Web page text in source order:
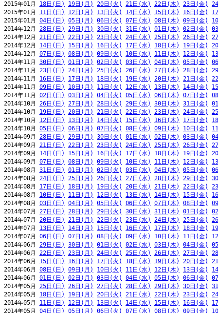
2015年01月 18日(日) 19日(月) 20日(火) 21日(水) 22日(木) 23日(金)
2015年01月 11日(日) 12日(月) 13日(火) 14日(水) 15日(木) 16日(金)
2015年01月 04日(日) 05日(月) 06日(火) 07日(水) 08日(木) 09日(金)
2014年12月 28日(日) 29日(月) 30日(火) 31日(水) 01日(木) 02日(金)
2014年12月 21日(日) 22日(月) 23日(火) 24日(水) 25日(木) 26日(金)
2014年12月 14日(日) 15日(月) 16日(火) 17日(水) 18日(木) 19日(金)
2014年12月 07日(日) 08日(月) 09日(火) 10日(水) 11日(木) 12日(金)
2014年11月 30日(日) 01日(月) 02日(火) 03日(水) 04日(木) 05日(金)
2014年11月 23日(日) 24日(月) 25日(火) 26日(水) 27日(木) 28日(金)
2014年11月 16日(日) 17日(月) 18日(火) 19日(水) 20日(木) 21日(金)
2014年11月 09日(日) 10日(月) 11日(火) 12日(水) 13日(木) 14日(金)
2014年11月 02日(日) 03日(月) 04日(火) 05日(水) 06日(木) 07日(金)
2014年10月 26日(日) 27日(月) 28日(火) 29日(水) 30日(木) 31日(金)
2014年10月 19日(日) 20日(月) 21日(火) 22日(水) 23日(木) 24日(金)
2014年10月 12日(日) 13日(月) 14日(火) 15日(水) 16日(木) 17日(金)
2014年10月 05日(日) 06日(月) 07日(火) 08日(水) 09日(木) 10日(金)
2014年09月 28日(日) 29日(月) 30日(火) 01日(水) 02日(木) 03日(金)
2014年09月 21日(日) 22日(月) 23日(火) 24日(水) 25日(木) 26日(金)
2014年09月 14日(日) 15日(月) 16日(火) 17日(水) 18日(木) 19日(金)
2014年09月 07日(日) 08日(月) 09日(火) 10日(水) 11日(木) 12日(金)
2014年08月 31日(日) 01日(月) 02日(火) 03日(水) 04日(木) 05日(金)
2014年08月 24日(日) 25日(月) 26日(火) 27日(水) 28日(木) 29日(金)
2014年08月 17日(日) 18日(月) 19日(火) 20日(水) 21日(木) 22日(金)
2014年08月 10日(日) 11日(月) 12日(火) 13日(水) 14日(木) 15日(金)
2014年08月 03日(日) 04日(月) 05日(火) 06日(水) 07日(木) 08日(金)
2014年07月 27日(日) 28日(月) 29日(火) 30日(水) 31日(木) 01日(金)
2014年07月 20日(日) 21日(月) 22日(火) 23日(水) 24日(木) 25日(金)
2014年07月 13日(日) 14日(月) 15日(火) 16日(水) 17日(木) 18日(金)
2014年07月 06日(日) 07日(月) 08日(火) 09日(水) 10日(木) 11日(金)
2014年06月 29日(日) 30日(月) 01日(火) 02日(水) 03日(木) 04日(金)
2014年06月 22日(日) 23日(月) 24日(火) 25日(水) 26日(木) 27日(金)
2014年06月 15日(日) 16日(月) 17日(火) 18日(水) 19日(木) 20日(金)
2014年06月 08日(日) 09日(月) 10日(火) 11日(水) 12日(木) 13日(金)
2014年06月 01日(日) 02日(月) 03日(火) 04日(水) 05日(木) 06日(金)
2014年05月 25日(日) 26日(月) 27日(火) 28日(水) 29日(木) 30日(金)
2014年05月 18日(日) 19日(月) 20日(火) 21日(水) 22日(木) 23日(金)
2014年05月 11日(日) 12日(月) 13日(火) 14日(水) 15日(木) 16日(金)
2014年05月 04日(日) 05日(月) 06日(火) 07日(水) 08日(木) 09日(金)